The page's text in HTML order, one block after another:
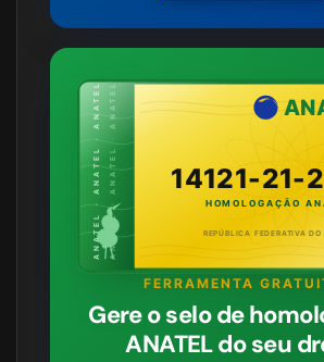
ANATEL · ANATEL · ANATELANATEL · ANATEL · ANATEL 14121-21-
HOMOLOGAÇÃO
REPÚBLICA FEDERATIVA DO
FERRAMENTA
Gere o selo de
ANATEL do seu